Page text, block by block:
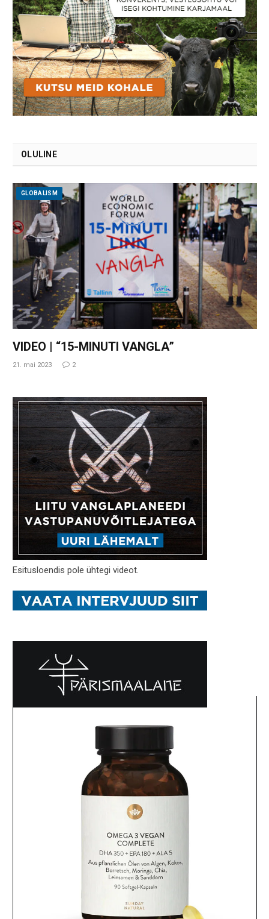
OLULINE
GLOBALISM
VIDEO | “15-MINUTI VANGLA”
21. mai 2023 2
Esitusloendis pole ühtegi videot.